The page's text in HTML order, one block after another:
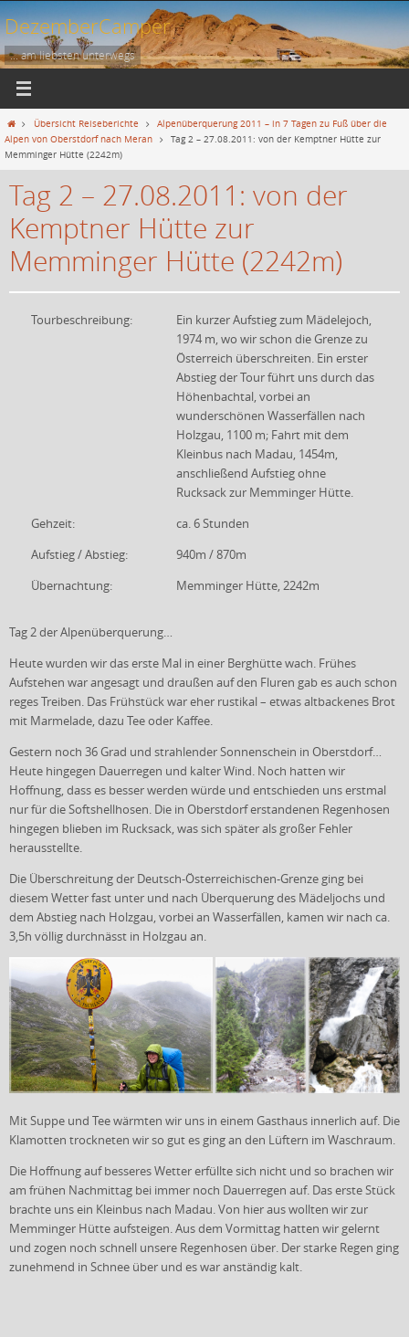
Zum
Inhalt
springen
DezemberCamper
... am liebsten unterwegs
StartÜbersicht Reiseberichte
Alpenüberquerung 2011 – in 7 Tagen zu Fuß über die
Alpen von Oberstdorf nach Meran
Tag 2 – 27.08.2011: von der Kemptner Hütte zur
Memminger Hütte (2242m)
Tag 2 – 27.08.2011: von der
Kemptner Hütte zur
Memminger Hütte (2242m)
Tourbeschreibung:
Ein kurzer Aufstieg zum Mädelejoch,
1974 m, wo wir schon die Grenze zu
Österreich überschreiten. Ein erster
Abstieg der Tour führt uns durch das
Höhenbachtal, vorbei an
wunderschönen Wasserfällen nach
Holzgau, 1100 m; Fahrt mit dem
Kleinbus nach Madau, 1454m,
anschließend Aufstieg ohne
Rucksack zur Memminger Hütte.
Gehzeit:
ca. 6 Stunden
Aufstieg / Abstieg:
940m / 870m
Übernachtung:
Memminger Hütte, 2242m
Tag 2 der Alpenüberquerung…
Heute wurden wir das erste Mal in einer Berghütte wach. Frühes
Aufstehen war angesagt und draußen auf den Fluren gab es auch schon
reges Treiben. Das Frühstück war eher rustikal – etwas altbackenes Brot
mit Marmelade, dazu Tee oder Kaffee.
Gestern noch 36 Grad und strahlender Sonnenschein in Oberstdorf…
Heute hingegen Dauerregen und kalter Wind. Noch hatten wir
Hoffnung, dass es besser werden würde und entschieden uns erstmal
nur für die Softshellhosen. Die in Oberstdorf erstandenen Regenhosen
hingegen blieben im Rucksack, was sich später als großer Fehler
herausstellte.
Die Überschreitung der Deutsch-Österreichischen-Grenze ging bei
diesem Wetter fast unter und nach Überquerung des Mädeljochs und
dem Abstieg nach Holzgau, vorbei an Wasserfällen, kamen wir nach ca.
3,5h völlig durchnässt in Holzgau an.
Mit Suppe und Tee wärmten wir uns in einem Gasthaus innerlich auf. Die
Klamotten trockneten wir so gut es ging an den Lüftern im Waschraum.
Die Hoffnung auf besseres Wetter erfüllte sich nicht und so brachen wir
am frühen Nachmittag bei immer noch Dauerregen auf. Das erste Stück
brachte uns ein Kleinbus nach Madau. Von hier aus wollten wir zur
Memminger Hütte aufsteigen. Aus dem Vormittag hatten wir gelernt
und zogen noch schnell unsere Regenhosen über. Der starke Regen ging
zunehmend in Schnee über und es war anständig kalt.